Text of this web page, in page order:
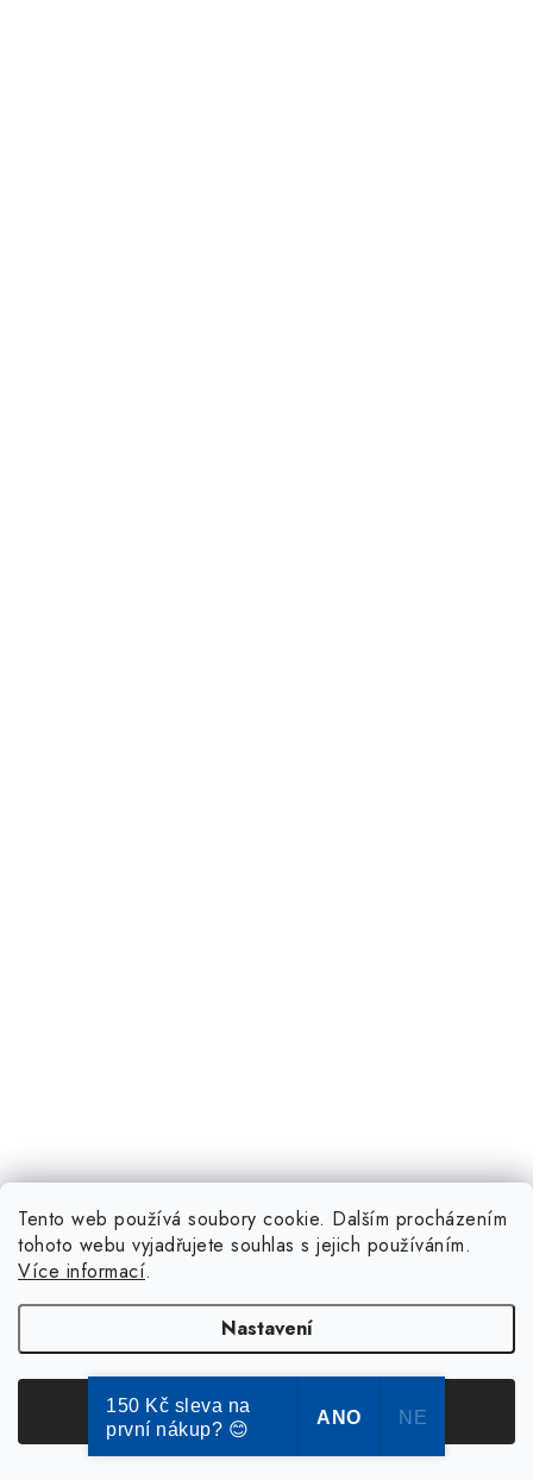
Tento web používá soubory cookie. Dalším procházením
tohoto webu vyjadřujete souhlas s jejich používáním.
Více informací.
Nastavení
Souhlasím
150 Kč sleva na
první nákup? 😊
ANO NE